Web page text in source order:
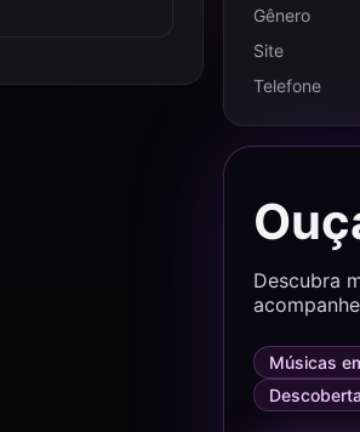
Gênero
Site
Telefone
Descubra
Músicas